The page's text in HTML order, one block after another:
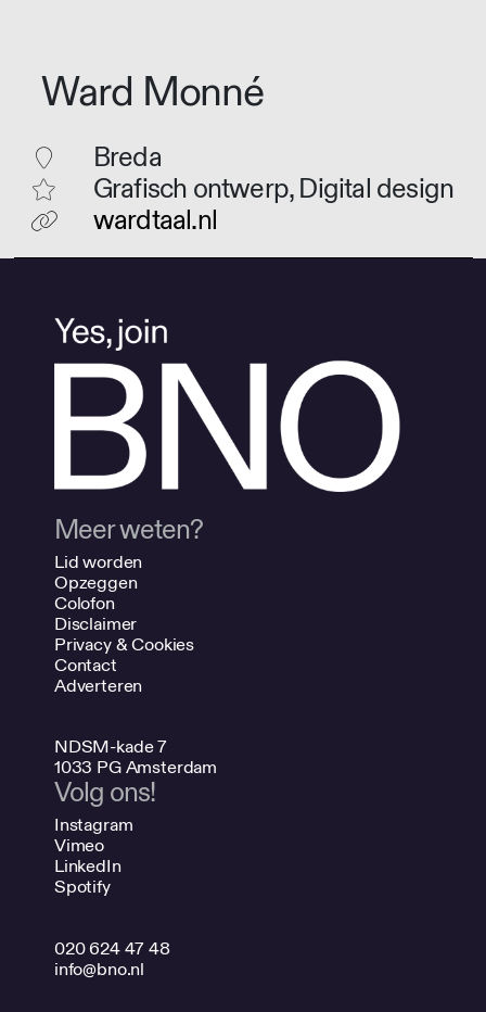
Ward Monné
Breda
Grafisch ontwerp, Digital design
wardtaal.nl
Meer weten?
Lid worden
Opzeggen
Colofon
Disclaimer
Privacy & Cookies
Contact
Adverteren
NDSM-kade 7
1033 PG Amsterdam
Volg ons!
Instagram
Vimeo
LinkedIn
Spotify
020 624 47 48
info@bno.nl